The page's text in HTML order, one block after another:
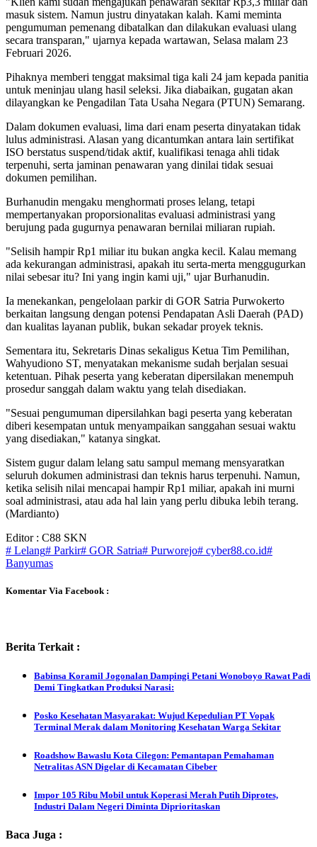
masuk sistem. Namun justru dinyatakan kalah. Kami meminta
pengumuman pemenang dibatalkan dan dilakukan evaluasi ulang
secara transparan," ujarnya kepada wartawan, Selasa malam 23
Februari 2026.
Pihaknya memberi tenggat maksimal tiga kali 24 jam kepada panitia
untuk meninjau ulang hasil seleksi. Jika diabaikan, gugatan akan
dilayangkan ke Pengadilan Tata Usaha Negara (PTUN) Semarang.
Dalam dokumen evaluasi, lima dari enam peserta dinyatakan tidak
lulus administrasi. Alasan yang dicantumkan antara lain sertifikat
ISO berstatus suspend/tidak aktif, kualifikasi tenaga ahli tidak
terpenuhi, serta jaminan penawaran yang dinilai tidak sesuai
dokumen pemilihan.
Burhanudin mengaku menghormati proses lelang, tetapi
mempertanyakan proporsionalitas evaluasi administrasi yang
berujung pada gugurnya penawaran bernilai miliaran rupiah.
"Selisih hampir Rp1 miliar itu bukan angka kecil. Kalau memang
ada kekurangan administrasi, apakah itu serta-merta menggugurkan
nilai sebesar itu? Ini yang ingin kami uji," ujar Burhanudin.
Ia menekankan, pengelolaan parkir di GOR Satria Purwokerto
berkaitan langsung dengan potensi Pendapatan Asli Daerah (PAD)
dan kualitas layanan publik, bukan sekadar proyek teknis.
Sementara itu, Sekretaris Dinas sekaligus Ketua Tim Pemilihan,
Wahyudiono ST, menyatakan mekanisme sudah berjalan sesuai
ketentuan. Pihak peserta yang keberatan dipersilakan menempuh
prosedur sanggah dalam waktu yang telah disediakan.
"Sesuai pengumuman dipersilahkan bagi peserta yang keberatan
diberi kesempatan untuk menyampaikan sanggahan sesuai waktu
yang disediakan," katanya singkat.
Sistem gugur dalam lelang satu sampul memang mensyaratkan
seluruh dokumen administrasi dan teknis harus terpenuhi. Namun,
ketika selisih nilai mencapai hampir Rp1 miliar, apakah ini murni
soal administrasi, atau ada hal lain yang perlu dibuka lebih terang.
(Mardianto)
Editor : C88 SKN
# Lelang# Parkir# GOR Satria# Purworejo# cyber88.co.id#
Banyumas
Komentar Via Facebook :
Berita Terkait :
Babinsa Koramil Jogonalan Dampingi Petani Wonoboyo Rawat Padi
Demi Tingkatkan Produksi Narasi:
Posko Kesehatan Masyarakat: Wujud Kepedulian PT Vopak
Terminal Merak dalam Monitoring Kesehatan Warga Sekitar
Roadshow Bawaslu Kota Cilegon: Pemantapan Pemahaman
Netralitas ASN Digelar di Kecamatan Cibeber
Impor 105 Ribu Mobil untuk Koperasi Merah Putih Diprotes,
Industri Dalam Negeri Diminta Diprioritaskan
Baca Juga :